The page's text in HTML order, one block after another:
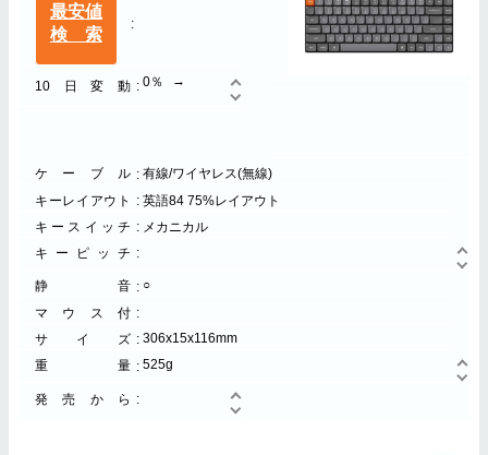
最安値
検索
10日変動 0％
ケーブル
有線/ワイヤレス(無線)
キーレイアウト
英語84 75%レイアウト
キースイッチ
メカニカル
キーピッチ
静音
○
マウス付
サイズ
306x15x116mm
重量
525g
発売から